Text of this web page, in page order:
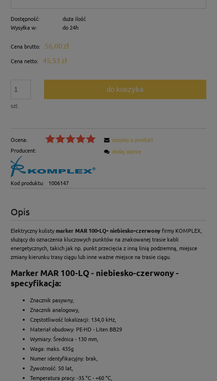
Dostępność:
duża ilość
Wysyłka w:
do 24h
Cena brutto: 56,00 zł
Cena netto: 45,53 zł
szt.
do koszyka
Ocena:
Producent:
Kod produktu: 1006147
zapytaj o produkt
dodaj opinię
Opis
Elektryczny kulistymarker MAR 100-LQ- niebiesko-czerwony firmy KOMPLEX,
służący do oznaczenia kluczowych punktów na znakowanej trasie kabli
energetycznych, takich jak np. punkt przecięcia z inną linią podziemną, miejsce
zmiany kierunku trasy ciągu lub inne ważne miejsce na trasie ciągu.
Marker MAR 100-LQ - niebiesko-czerwony -
specyfikacja:
Znacznik pasywny,
Znacznik analogowy,
Częstotliwość lokalizacji: 134,0 kHz,
Materiał obudowy: PE-HD - Liten BB29
Wymiary: Średnica - 130 mm,
Waga: maks. 435g
Numer identyfikacyjny: brak,
Żywotność: 50 lat,
Temperatura pracy: -35 °C - +60 °C,